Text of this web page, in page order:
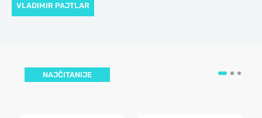
VLADIMIR PAJTLAR
NAJČITANIJE